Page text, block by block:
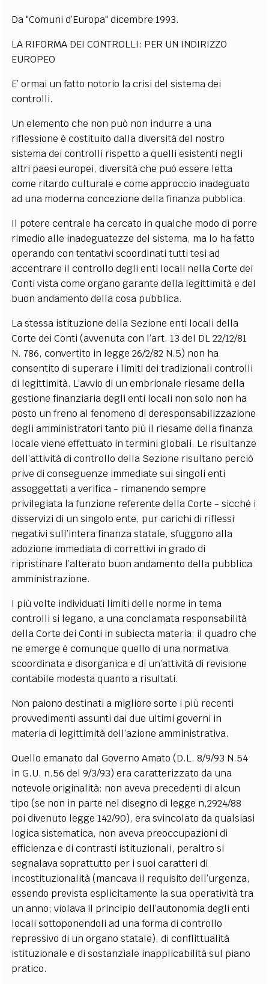
Da "Comuni d’Europa" dicembre 1993.
LA RIFORMA DEI CONTROLLI: PER UN INDIRIZZO
EUROPEO
E’ ormai un fatto notorio la crisi del sistema dei
controlli.
Un elemento che non può non indurre a una
riflessione è costituito dalla diversità del nostro
sistema dei controlli rispetto a quelli esistenti negli
altri paesi europei, diversità che può essere letta
come ritardo culturale e come approccio inadeguato
ad una moderna concezione della finanza pubblica.
Il potere centrale ha cercato in qualche modo di porre
rimedio alle inadeguatezze del sistema, ma lo ha fatto
operando con tentativi scoordinati tutti tesi ad
accentrare il controllo degli enti locali nella Corte dei
Conti vista come organo garante della legittimità e del
buon andamento della cosa pubblica.
La stessa istituzione della Sezione enti locali della
Corte dei Conti (avvenuta con l’art. 13 del DL 22/12/81
N. 786, convertito in legge 26/2/82 N.5) non ha
consentito di superare i limiti dei tradizionali controlli
di legittimità. L’avvio di un embrionale riesame della
gestione finanziaria degli enti locali non solo non ha
posto un freno al fenomeno di deresponsabilizzazione
degli amministratori tanto più il riesame della finanza
locale viene effettuato in termini globali. Le risultanze
dell’attività di controllo della Sezione risultano perciò
prive di conseguenze immediate sui singoli enti
assoggettati a verifica - rimanendo sempre
privilegiata la funzione referente della Corte - sicché i
disservizi di un singolo ente, pur carichi di riflessi
negativi sull’intera finanza statale, sfuggono alla
adozione immediata di correttivi in grado di
ripristinare l’alterato buon andamento della pubblica
amministrazione.
I più volte individuati limiti delle norme in tema
controlli si legano, a una conclamata responsabilità
della Corte dei Conti in subiecta materia: il quadro che
ne emerge è comunque quello di una normativa
scoordinata e disorganica e di un’attività di revisione
contabile modesta quanto a risultati.
Non paiono destinati a migliore sorte i più recenti
provvedimenti assunti dai due ultimi governi in
materia di legittimità dell’azione amministrativa.
Quello emanato dal Governo Amato (D.L. 8/9/93 N.54
in G.U. n.56 del 9/3/93) era caratterizzato da una
notevole originalità: non aveva precedenti di alcun
tipo (se non in parte nel disegno di legge n,2924/88
poi divenuto legge 142/90), era svincolato da qualsiasi
logica sistematica, non aveva preoccupazioni di
efficienza e di contrasti istituzionali, peraltro si
segnalava soprattutto per i suoi caratteri di
incostituzionalità (mancava il requisito dell’urgenza,
essendo prevista esplicitamente la sua operatività tra
un anno; violava il principio dell’autonomia degli enti
locali sottoponendoli ad una forma di controllo
repressivo di un organo statale), di conflittualità
istituzionale e di sostanziale inapplicabilità sul piano
pratico.